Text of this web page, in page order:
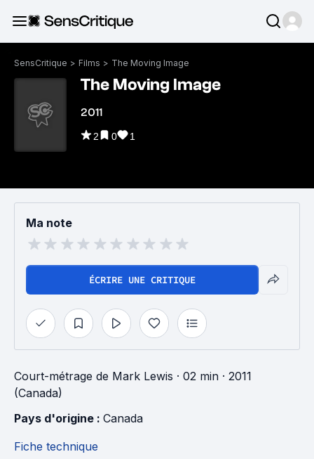
SensCritique > Films > The Moving Image
The Moving Image
2011
2 0 1
Ma note
ÉCRIRE UNE CRITIQUE
Court-métrage de Mark Lewis · 02 min · 2011
(Canada)
Pays d'origine : Canada
Fiche technique